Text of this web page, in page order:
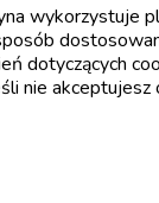
12,00 €
add_shopping_cart
wykorzystuje
dotyczących
nie